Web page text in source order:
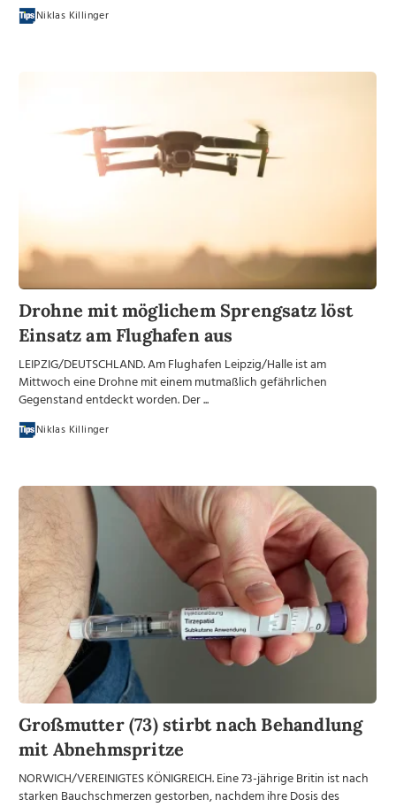
Niklas Killinger
Drohne mit möglichem Sprengsatz löst
Einsatz am Flughafen aus
LEIPZIG/DEUTSCHLAND. Am Flughafen Leipzig/Halle ist am
Mittwoch eine Drohne mit einem mutmaßlich gefährlichen
Gegenstand entdeckt worden. Der ...
Niklas Killinger
Großmutter (73) stirbt nach Behandlung
mit Abnehmspritze
NORWICH/VEREINIGTES KÖNIGREICH. Eine 73-jährige Britin ist nach
starken Bauchschmerzen gestorben, nachdem ihre Dosis des